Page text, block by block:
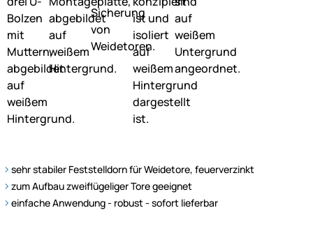
sehr stabiler Feststelldorn für Weidetore, feuerverzinkt
zum Aufbau zweiflügeliger Tore geeignet
einfache Anwendung - robust - sofort lieferbar